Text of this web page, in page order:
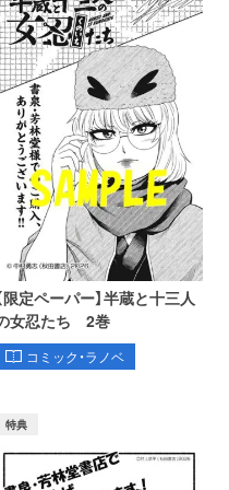
限定ペーパー】半蔵と十三人
女忍たち 2巻
コミック・ラノベ
特典